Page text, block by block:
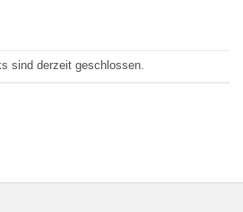
sind derzeit geschlossen.